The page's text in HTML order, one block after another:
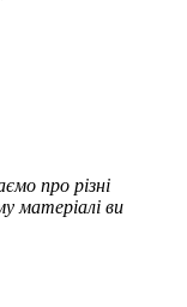
про різні
матеріалі ви